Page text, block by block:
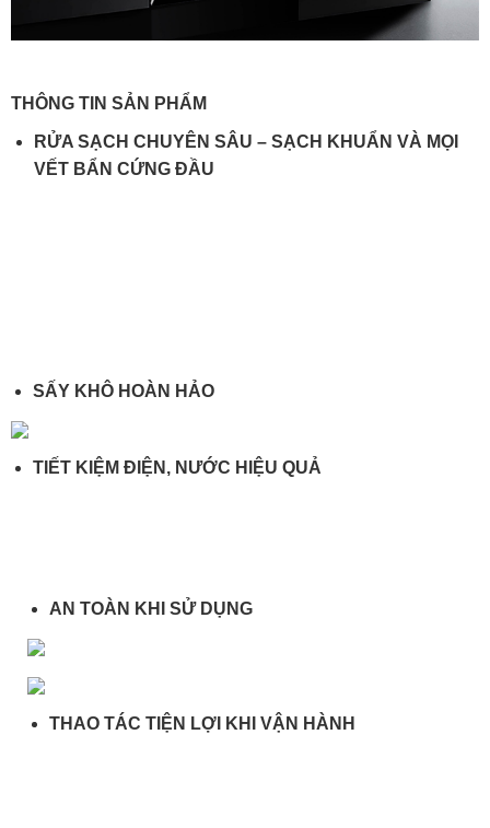
THÔNG TIN SẢN PHẨM
RỬA SẠCH CHUYÊN SÂU – SẠCH KHUẨN VÀ MỌI
VẾT BẨN CỨNG ĐẦU
SẤY KHÔ HOÀN HẢO
TIẾT KIỆM ĐIỆN, NƯỚC HIỆU QUẢ
AN TOÀN KHI SỬ DỤNG
THAO TÁC TIỆN LỢI KHI VẬN HÀNH